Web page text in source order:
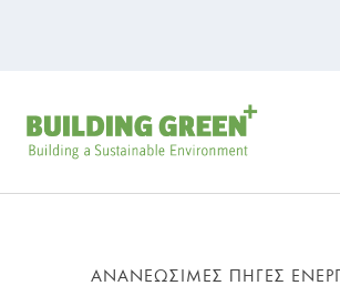
ΑΝΑΝΕΏΣΙΜΕΣ ΠΗΓΈΣ